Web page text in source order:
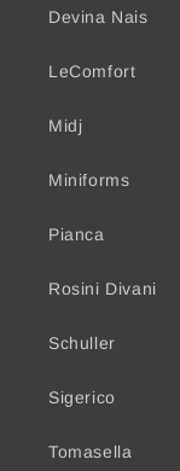
Devina Nais
LeComfort
Midj
Miniforms
Pianca
Rosini Divani
Schuller
Sigerico
Tomasella